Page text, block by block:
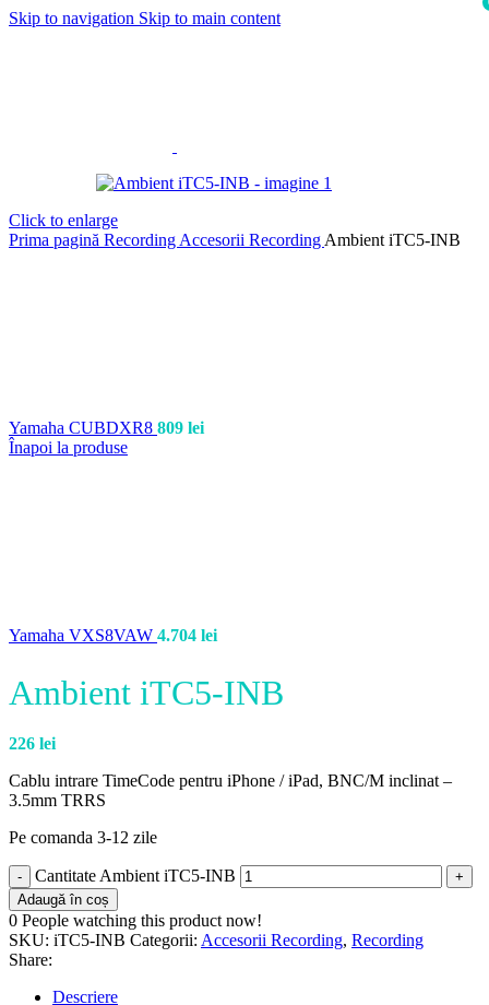
Skip to navigation Skip to main content
Click to enlarge
Prima pagină Recording Accesorii Recording Ambient iTC5-INB
Yamaha CUBDXR8 809 lei
Înapoi la produse
Yamaha VXS8VAW 4.704 lei
Ambient iTC5-INB
226 lei
Cablu intrare TimeCode pentru iPhone / iPad, BNC/M inclinat –
3.5mm TRRS
Pe comanda 3-12 zile
Cantitate Ambient iTC5-INB
Adaugă în coș
0 People watching this product now!
SKU: iTC5-INB Categorii: Accesorii Recording, Recording
Share:
Descriere